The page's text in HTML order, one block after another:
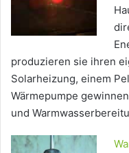
produzieren sie ihren
Solarheizung, einem
Wärmepumpe
und